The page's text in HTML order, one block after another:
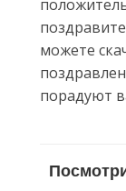
можете
порадуют